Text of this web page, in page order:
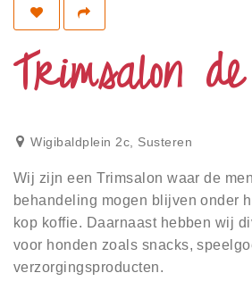
Privacy
Disclaimer
Trimsalon
Wigibaldplein 2c, Susteren
Wij zijn een Trimsalon waar de
behandeling mogen blijven onder
kop koffie. Daarnaast hebben wij
voor honden zoals snacks,
verzorgingsproducten.